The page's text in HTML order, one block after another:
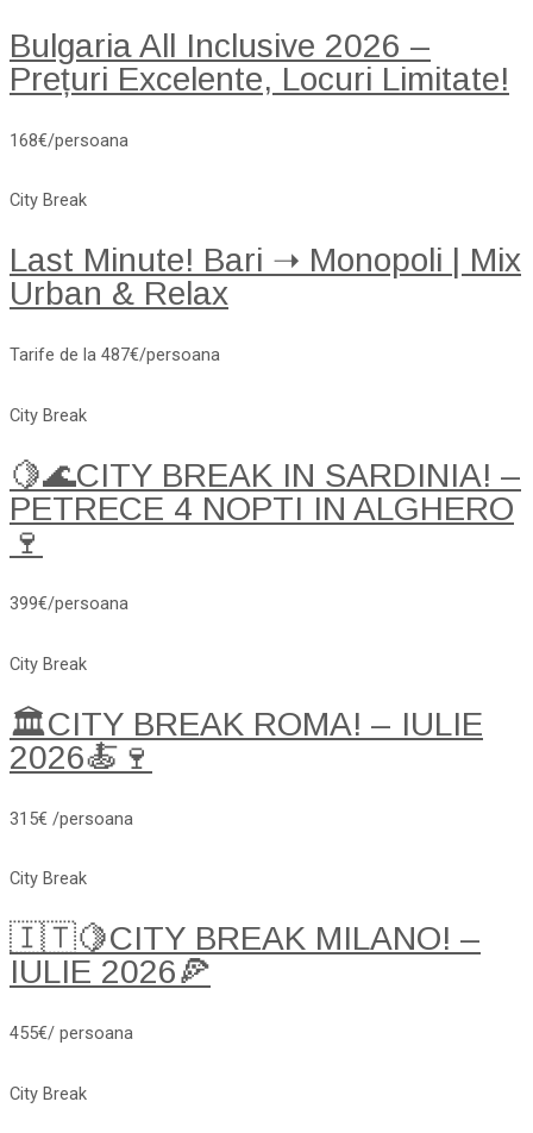
Bulgaria All Inclusive 2026 –
Prețuri Excelente, Locuri Limitate!
168€/persoana
City Break
Last Minute! Bari ➝ Monopoli | Mix
Urban & Relax
Tarife de la 487€/persoana
City Break
🍋🌊CITY BREAK IN SARDINIA! –
PETRECE 4 NOPTI IN ALGHERO
🍷
399€/persoana
City Break
🏛️CITY BREAK ROMA! – IULIE
2026🍝🍷
315€ /persoana
City Break
🇮🇹🍋CITY BREAK MILANO! –
IULIE 2026🍕
455€/ persoana
City Break